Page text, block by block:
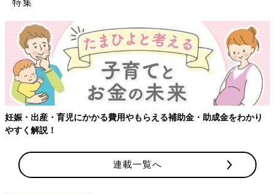
り
【ワクチン接種できるものも】妊婦の感染症対策、知ってお
連載一覧へ